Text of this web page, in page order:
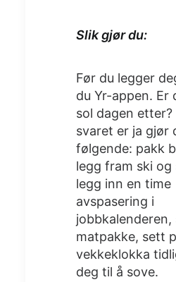
Slik gjør du:
Før du legger
du Yr-appen. Er
sol dagen etter?
svaret er ja gjør
følgende: pakk
legg fram ski og
legg inn en time
avspasering i
jobbkalenderen,
matpakke, sett
vekkeklokka
deg til å sove.